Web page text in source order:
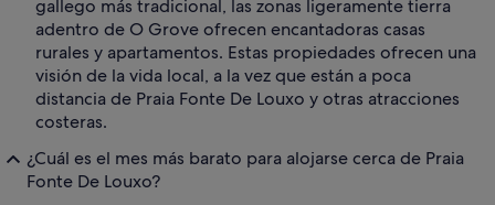
gallego más tradicional, las zonas ligeramente tierra
adentro de O Grove ofrecen encantadoras casas
rurales y apartamentos. Estas propiedades ofrecen una
visión de la vida local, a la vez que están a poca
distancia de Praia Fonte De Louxo y otras atracciones
costeras.
¿Cuál es el mes más barato para alojarse cerca de Praia
Fonte De Louxo?